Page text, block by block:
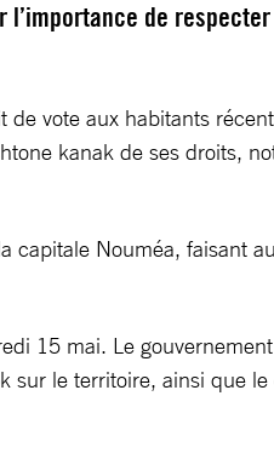
l’importance de respecter
vote aux habitants
kanak de ses droits,
Nouméa, faisant
15 mai. Le
sur le territoire, ainsi que